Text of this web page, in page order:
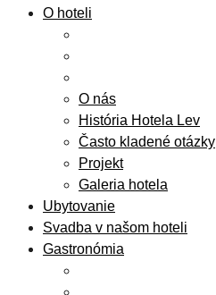
O hoteli
O nás
História Hotela Lev
Často kladené otázky
Projekt
Galeria hotela
Ubytovanie
Svadba v našom hoteli
Gastronómia